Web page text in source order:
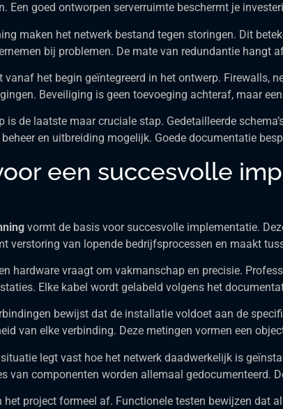
Een goed ontworpen serverruimte beschermt je
maken het netwerk bestand tegen storingen. Dit
bij problemen. De mate van redundantie hangt
het begin geïntegreerd in het ontwerp. Firewalls,
Beveiliging is geen toevoeging achteraf, maar
is de laatste maar cruciale stap. Gedetailleerde
en uitbreiding mogelijk. Goede documentatie
een succesvolle
vormt de basis voor succesvolle implementatie.
verstoring van lopende bedrijfsprocessen en maakt
hardware vraagt om vakmanschap en precisie.
Elke kabel wordt gelabeld volgens het
bewijst dat de installatie voldoet aan de
van elke verbinding. Deze metingen vormen een
legt vast hoe het netwerk daadwerkelijk is
van componenten worden allemaal gedocumenteerd.
het project formeel af. Functionele testen bewijzen dat